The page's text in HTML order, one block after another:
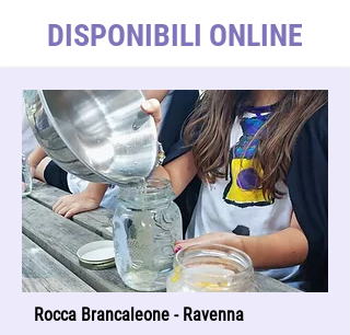
DISPONIBILI ONLINE
Rocca Brancaleone - Ravenna